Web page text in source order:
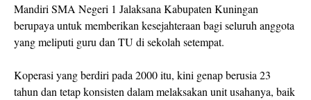
Mandiri SMA Negeri 1 Jalaksana Kabupaten Kuningan
berupaya untuk memberikan kesejahteraan bagi seluruh anggota
yang meliputi guru dan TU di sekolah setempat.
Koperasi yang berdiri pada 2000 itu, kini genap berusia 23
tahun dan tetap konsisten dalam melaksakan unit usahanya, baik